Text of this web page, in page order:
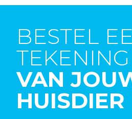
BESTEL
TEKENING
VAN
HUISDIER